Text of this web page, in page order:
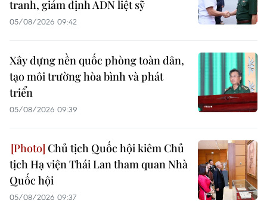
tranh, giám định ADN liệt sỹ
05/08/2026 09:42
Xây dựng nền quốc phòng toàn dân,
tạo môi trường hòa bình và phát
triển
05/08/2026 09:39
Chủ tịch Quốc hội kiêm Chủ
tịch Hạ viện Thái Lan tham quan Nhà
Quốc hội
05/08/2026 09:37